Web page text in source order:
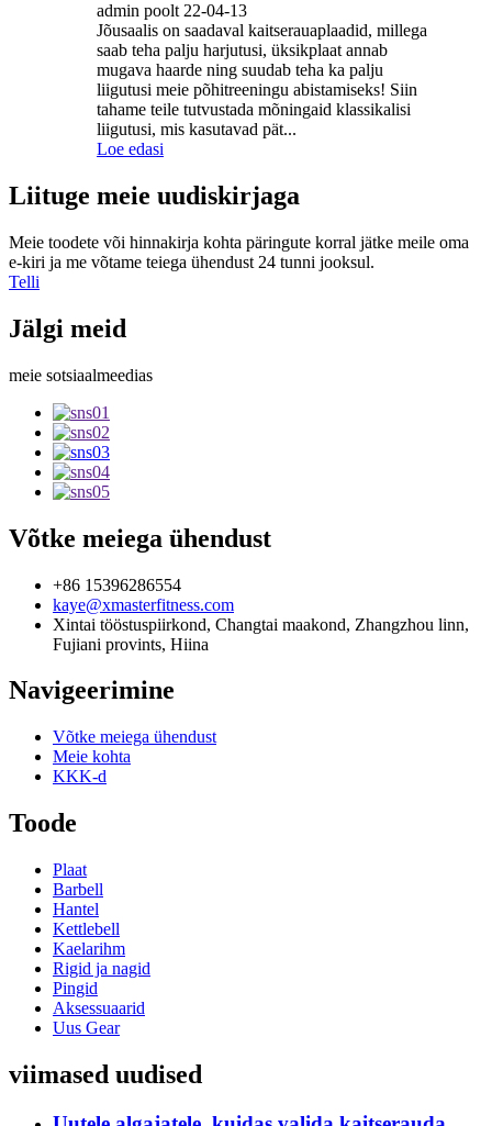
admin poolt 22-04-13
Jõusaalis on saadaval kaitserauaplaadid, millega
saab teha palju harjutusi, üksikplaat annab
mugava haarde ning suudab teha ka palju
liigutusi meie põhitreeningu abistamiseks! Siin
tahame teile tutvustada mõningaid klassikalisi
liigutusi, mis kasutavad pät...
Loe edasi
Liituge meie uudiskirjaga
Meie toodete või hinnakirja kohta päringute korral jätke meile oma
e-kiri ja me võtame teiega ühendust 24 tunni jooksul.
Telli
Jälgi meid
meie sotsiaalmeedias
Võtke meiega ühendust
+86 15396286554
kaye@xmasterfitness.com
Xintai tööstuspiirkond, Changtai maakond, Zhangzhou linn,
Fujiani provints, Hiina
Navigeerimine
Võtke meiega ühendust
Meie kohta
KKK-d
Toode
Plaat
Barbell
Hantel
Kettlebell
Kaelarihm
Rigid ja nagid
Pingid
Aksessuaarid
Uus Gear
viimased uudised